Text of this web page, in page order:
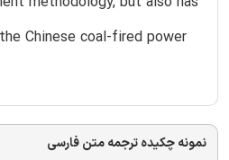
Chinese coal-fired power
نمونه چکیده ترجمه متن فارسی